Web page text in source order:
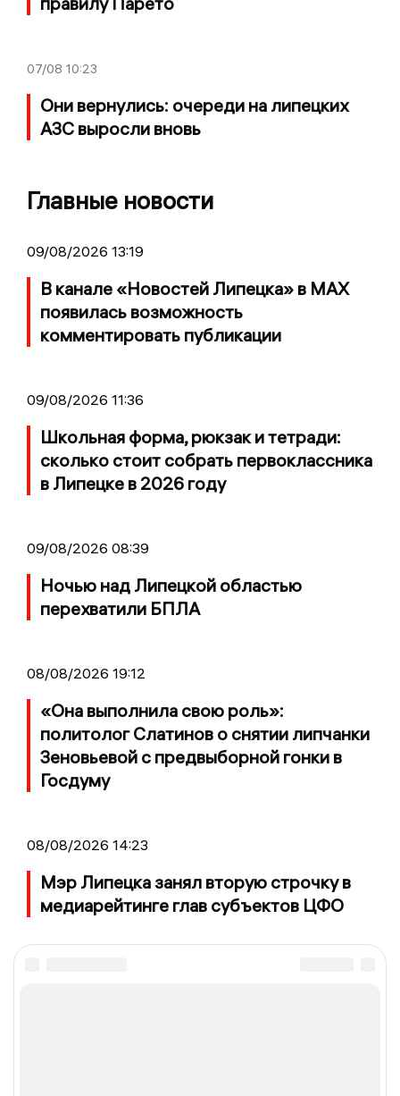
07/08 10:23
Они вернулись: очереди на липецких
АЗС выросли вновь
Главные новости
09/08/2026 13:19
В канале «Новостей Липецка» в MAX
появилась возможность
комментировать публикации
09/08/2026 11:36
Школьная форма, рюкзак и тетради:
сколько стоит собрать первоклассника
в Липецке в 2026 году
09/08/2026 08:39
Ночью над Липецкой областью
перехватили БПЛА
08/08/2026 19:12
«Она выполнила свою роль»:
политолог Слатинов о снятии липчанки
Зеновьевой с предвыборной гонки в
Госдуму
08/08/2026 14:23
Мэр Липецка занял вторую строчку в
медиарейтинге глав субъектов ЦФО